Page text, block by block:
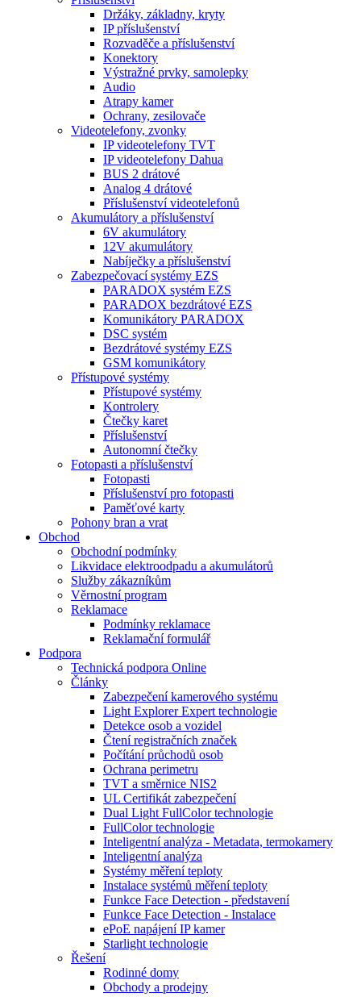
Držáky, základny, kryty
IP příslušenství
Rozvaděče a příslušenství
Konektory
Výstražné prvky, samolepky
Audio
Atrapy kamer
Ochrany, zesilovače
Videotelefony, zvonky
IP videotelefony TVT
IP videotelefony Dahua
BUS 2 drátové
Analog 4 drátové
Příslušenství videotelefonů
Akumulátory a příslušenství
6V akumulátory
12V akumulátory
Nabíječky a příslušenství
Zabezpečovací systémy EZS
PARADOX systém EZS
PARADOX bezdrátové EZS
Komunikátory PARADOX
DSC systém
Bezdrátové systémy EZS
GSM komunikátory
Přístupové systémy
Přístupové systémy
Kontrolery
Čtečky karet
Příslušenství
Autonomní čtečky
Fotopasti a příslušenství
Fotopasti
Příslušenství pro fotopasti
Paměťové karty
Pohony bran a vrat
Obchod
Obchodní podmínky
Likvidace elektroodpadu a akumulátorů
Služby zákazníkům
Věrnostní program
Reklamace
Podmínky reklamace
Reklamační formulář
Podpora
Technická podpora Online
Články
Zabezpečení kamerového systému
Light Explorer Expert technologie
Detekce osob a vozidel
Čtení registračních značek
Počítání průchodů osob
Ochrana perimetru
TVT a směrnice NIS2
UL Certifikát zabezpečení
Dual Light FullColor technologie
FullColor technologie
Inteligentní analýza - Metadata, termokamery
Inteligentní analýza
Systémy měření teploty
Instalace systémů měření teploty
Funkce Face Detection - představení
Funkce Face Detection - Instalace
ePoE napájení IP kamer
Starlight technologie
Řešení
Rodinné domy
Obchody a prodejny